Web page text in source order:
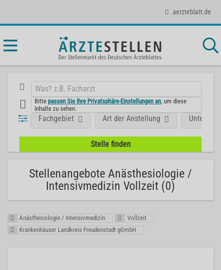
aerzteblatt.de
Bittepassen Sie Ihre Privatsphäre-Einstellungen an , um diese
Inhalte zu sehen.
Fachgebiet Art der Anstellung
Stellenangebote Anästhesiologie /
Intensivmedizin Vollzeit (0)
Anästhesiologie / Intensivmedizin
Vollzeit
Krankenhäuser Landkreis Freudenstadt gGmbH